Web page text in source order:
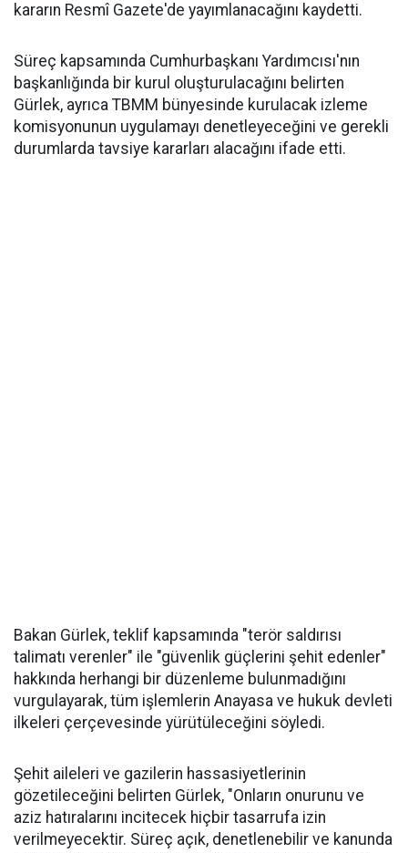
kararın Resmî Gazete'de yayımlanacağını kaydetti.
Süreç kapsamında Cumhurbaşkanı Yardımcısı'nın
başkanlığında bir kurul oluşturulacağını belirten
Gürlek, ayrıca TBMM bünyesinde kurulacak izleme
komisyonunun uygulamayı denetleyeceğini ve gerekli
durumlarda tavsiye kararları alacağını ifade etti.
Bakan Gürlek, teklif kapsamında "terör saldırısı
talimatı verenler" ile "güvenlik güçlerini şehit edenler"
hakkında herhangi bir düzenleme bulunmadığını
vurgulayarak, tüm işlemlerin Anayasa ve hukuk devleti
ilkeleri çerçevesinde yürütüleceğini söyledi.
Şehit aileleri ve gazilerin hassasiyetlerinin
gözetileceğini belirten Gürlek, "Onların onurunu ve
aziz hatıralarını incitecek hiçbir tasarrufa izin
verilmeyecektir. Süreç açık, denetlenebilir ve kanunda